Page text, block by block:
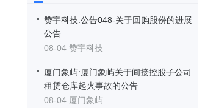
赞宇科技:公告048-关于回购股份的进展
公告
08-04 赞宇科技
厦门象屿:厦门象屿关于间接控股子公司
租赁仓库起火事故的公告
08-04 厦门象屿